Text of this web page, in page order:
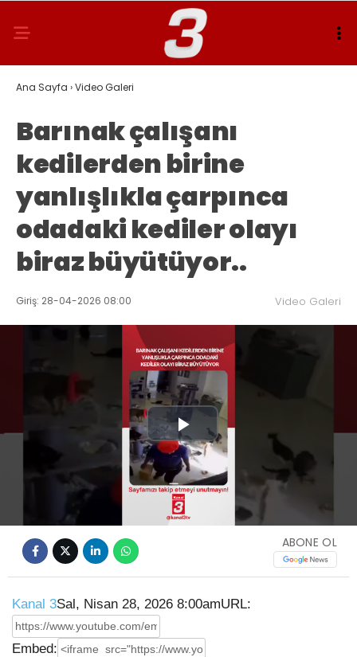
Ana Sayfa ›Video Galeri
Barınak çalışanı
kedilerden birine
yanlışlıkla çarpınca
odadaki kediler olayı
biraz büyütüyor..
Giriş: 28-04-2026 08:00 Video Galeri
Play
Video
ABONE OL
Kanal 3Sal, Nisan 28, 2026 8:00amURL:
Embed: